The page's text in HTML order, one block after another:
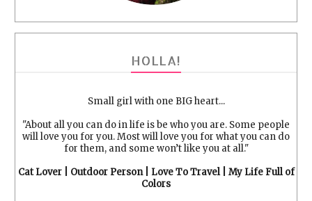
HOLLA!
Small girl with one BIG heart...
"About all you can do in life is be who you are. Some people
will love you for you. Most will love you for what you can do
for them, and some won’t like you at all."
Cat Lover | Outdoor Person | Love To Travel | My Life Full of
Colors